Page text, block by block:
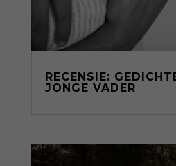
RECENSIE:
JONGE VADER